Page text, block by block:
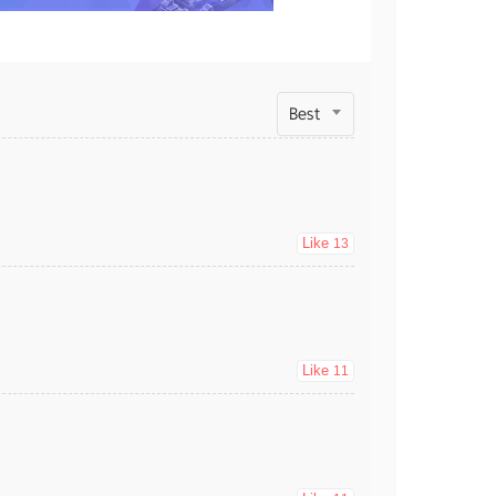
Best
Like 13
Like 11